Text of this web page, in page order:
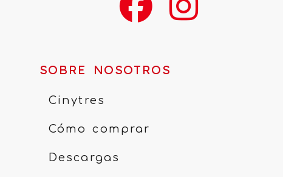
SOBRE NOSOTROS
Cinytres
Cómo comprar
Descargas